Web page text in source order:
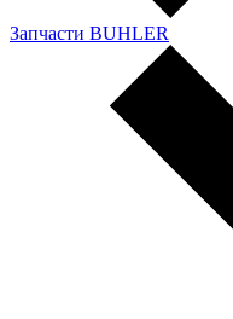
Запчасти BUHLER